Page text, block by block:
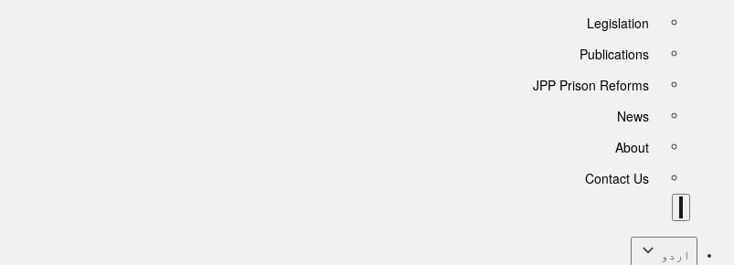
Legislation
Publications
JPP Prison Reforms
News
About
Contact Us
اردو